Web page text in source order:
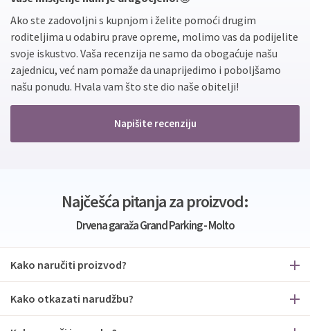
Ako ste zadovoljni s kupnjom i želite pomoći drugim
roditeljima u odabiru prave opreme, molimo vas da podijelite
svoje iskustvo. Vaša recenzija ne samo da obogaćuje našu
zajednicu, već nam pomaže da unaprijedimo i poboljšamo
našu ponudu. Hvala vam što ste dio naše obitelji!
Napišite recenziju
Najčešća pitanja za proizvod:
Drvena garaža Grand Parking - Molto
Kako naručiti proizvod?
Kako otkazati narudžbu?